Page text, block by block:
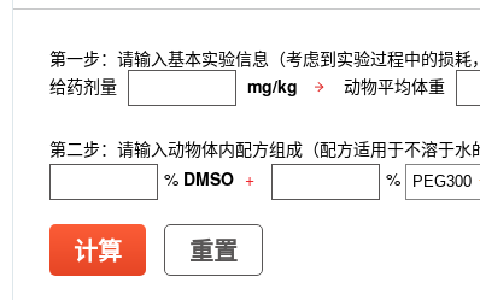
第一步：请输入基本实验信息（考虑到实验过程中的损耗
给药剂量
mg/kg 动物平均体重
第二步：请输入动物体内配方组成（配方适用于不溶于
% DMSO + %
计算 重置